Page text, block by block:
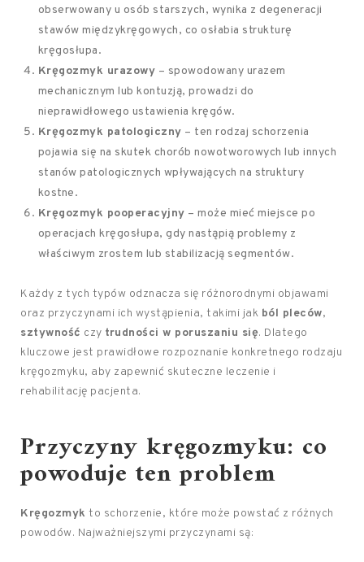
obserwowany u osób starszych, wynika z degeneracji
stawów międzykręgowych, co osłabia strukturę
kręgosłupa.
Kręgozmyk urazowy – spowodowany urazem
mechanicznym lub kontuzją, prowadzi do
nieprawidłowego ustawienia kręgów.
Kręgozmyk patologiczny – ten rodzaj schorzenia
pojawia się na skutek chorób nowotworowych lub innych
stanów patologicznych wpływających na struktury
kostne.
Kręgozmyk pooperacyjny – może mieć miejsce po
operacjach kręgosłupa, gdy nastąpią problemy z
właściwym zrostem lub stabilizacją segmentów.
Każdy z tych typów odznacza się różnorodnymi objawami
oraz przyczynami ich wystąpienia, takimi jak ból pleców,
sztywność czy trudności w poruszaniu się. Dlatego
kluczowe jest prawidłowe rozpoznanie konkretnego rodzaju
kręgozmyku, aby zapewnić skuteczne leczenie i
rehabilitację pacjenta.
Przyczyny kręgozmyku: co
powoduje ten problem
Kręgozmyk to schorzenie, które może powstać z różnych
powodów. Najważniejszymi przyczynami są: